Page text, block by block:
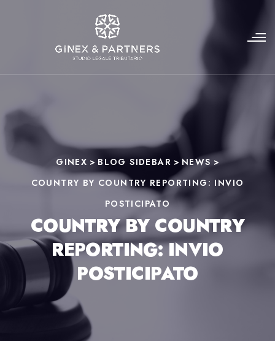
GINEX > BLOG SIDEBAR > NEWS >
COUNTRY BY COUNTRY REPORTING: INVIO
POSTICIPATO
COUNTRY BY COUNTRY
REPORTING: INVIO
POSTICIPATO